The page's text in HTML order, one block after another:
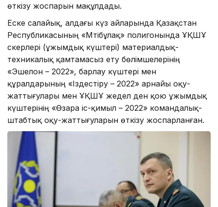
өткізу жоспарын мақұлдады.
Еске салайық, алдағы күз айларында Қазақстан
Республикасының «Мәтібұлақ» полигонында ҰҚШҰ
әскерлері (ұжымдық күштері) материалдық-
техникалық қамтамасыз ету бөлімшелерінің
«Эшелон – 2022», барлау күштері мен
құралдарының «Іздестіру – 2022» арнайы оқу-
жаттығулары мен ҰҚШҰ жедел ден қою ұжымдық
күштерінің «Өзара іс-қимыл – 2022» командалық-
штабтық оқу-жаттығуларын өткізу жоспарланған.